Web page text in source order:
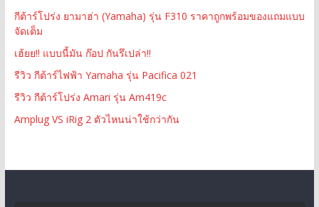
กีต้าร์โปร่ง ยามาฮ่า (Yamaha) รุ่น F310 ราคาถูกพร้อมของแถมแบบ
จัดเต็ม
เฮ้ยย!! แบบนี้มัน ก๊อป กันรึเปล่า!!
รีวิว กีต้าร์ไฟฟ้า Yamaha รุ่น Pacifica 021
รีวิว กีต้าร์โปร่ง Amari รุ่น Am419c
Amplug VS iRig 2 ตัวไหนน่าใช้กว่ากัน